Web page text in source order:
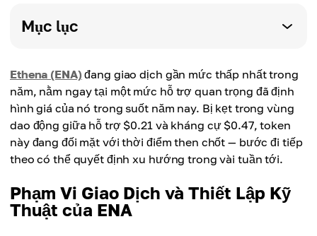
Mục lục
Ethena (ENA) đang giao dịch gần mức thấp nhất trong
năm, nằm ngay tại một mức hỗ trợ quan trọng đã định
hình giá của nó trong suốt năm nay. Bị kẹt trong vùng
dao động giữa hỗ trợ $0.21 và kháng cự $0.47, token
này đang đối mặt với thời điểm then chốt — bước đi tiếp
theo có thể quyết định xu hướng trong vài tuần tới.
Phạm Vi Giao Dịch và Thiết Lập Kỹ
Thuật của ENA